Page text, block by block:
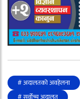
# अदालतको अवहेलना